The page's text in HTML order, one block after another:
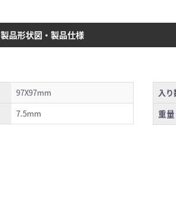
製品形状図・製品仕様
97X97mm
7.5mm
入り
重量